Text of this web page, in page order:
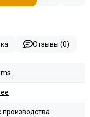
Отзывы (0)
производства